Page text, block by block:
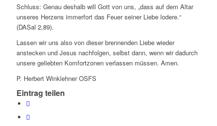
Schluss: Genau deshalb will Gott von uns, „dass auf dem Altar
unseres Herzens immerfort das Feuer seiner Liebe lodere.“
(DASal 2,89).
Lassen wir uns also von dieser brennenden Liebe wieder
anstecken und Jesus nachfolgen, selbst dann, wenn wir dadurch
unsere geliebten Komfortzonen verlassen müssen. Amen.
P. Herbert Winklehner OSFS
Eintrag teilen